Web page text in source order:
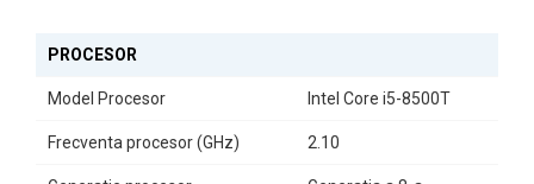
graficii, fiind perfectă pentru sarcini de zi cu zi.
Conectivitate și Porturi
inclusiv:
PROCESOR
Model Procesor Intel Core i5-8500T
Frecventa procesor (GHz) 2.10